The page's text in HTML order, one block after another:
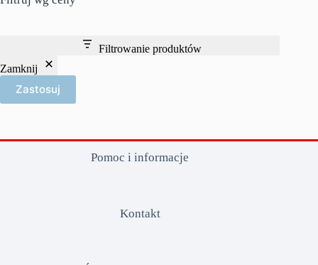
Filtrowanie produktów
Zamknij
Zastosuj
Pomoc i informacje
Kontakt